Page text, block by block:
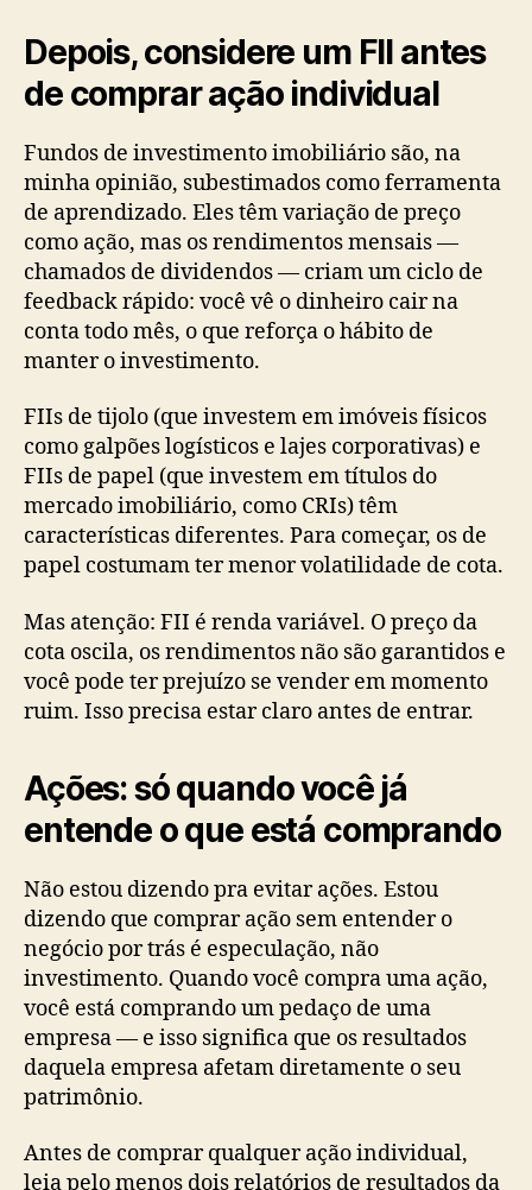
Depois, considere um FII antes
de comprar ação individual
Fundos de investimento imobiliário são, na
minha opinião, subestimados como ferramenta
de aprendizado. Eles têm variação de preço
como ação, mas os rendimentos mensais —
chamados de dividendos — criam um ciclo de
feedback rápido: você vê o dinheiro cair na
conta todo mês, o que reforça o hábito de
manter o investimento.
FIIs de tijolo (que investem em imóveis físicos
como galpões logísticos e lajes corporativas) e
FIIs de papel (que investem em títulos do
mercado imobiliário, como CRIs) têm
características diferentes. Para começar, os de
papel costumam ter menor volatilidade de cota.
Mas atenção: FII é renda variável. O preço da
cota oscila, os rendimentos não são garantidos e
você pode ter prejuízo se vender em momento
ruim. Isso precisa estar claro antes de entrar.
Ações: só quando você já
entende o que está comprando
Não estou dizendo pra evitar ações. Estou
dizendo que comprar ação sem entender o
negócio por trás é especulação, não
investimento. Quando você compra uma ação,
você está comprando um pedaço de uma
empresa — e isso significa que os resultados
daquela empresa afetam diretamente o seu
patrimônio.
Antes de comprar qualquer ação individual,
leia pelo menos dois relatórios de resultados da